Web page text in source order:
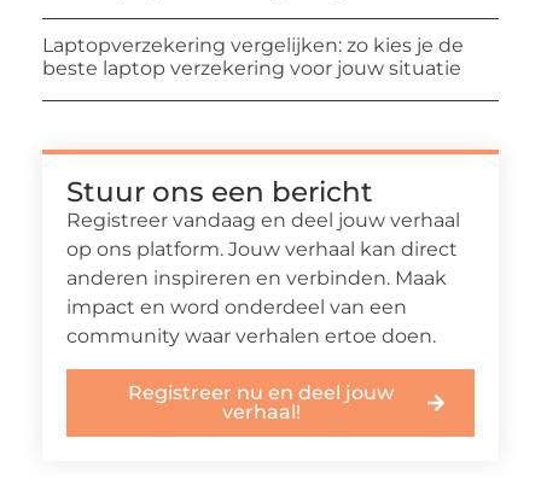
Laptopverzekering vergelijken: zo kies je de
beste laptop verzekering voor jouw situatie
Stuur ons een bericht
Registreer vandaag en deel jouw verhaal
op ons platform. Jouw verhaal kan direct
anderen inspireren en verbinden. Maak
impact en word onderdeel van een
community waar verhalen ertoe doen.
Registreer nu en deel jouw
verhaal!